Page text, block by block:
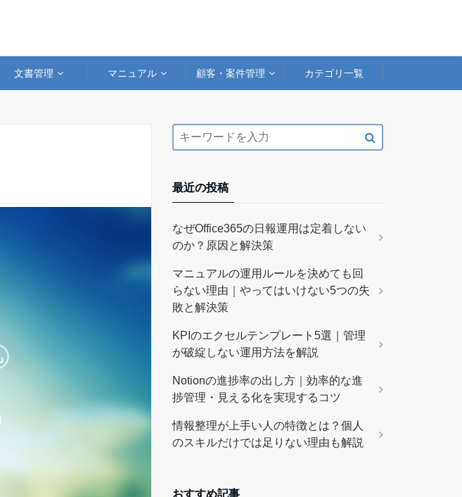
文書管理 マニュアル 顧客・案件管理 カテゴリ一覧
最近の投稿
なぜOffice365の日報運用は定着しない
のか？原因と解決策
マニュアルの運用ルールを決めても回
らない理由｜やってはいけない5つの失
敗と解決策
KPIのエクセルテンプレート5選｜管理
が破綻しない運用方法を解説
Notionの進捗率の出し方｜効率的な進
捗管理・見える化を実現するコツ
情報整理が上手い人の特徴とは？個人
のスキルだけでは足りない理由も解説
おすすめ記事